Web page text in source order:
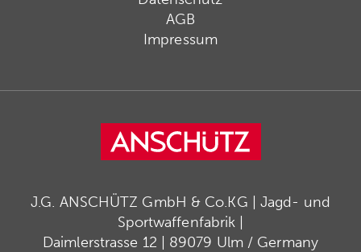
AGB
Impressum
J.G. ANSCHÜTZ GmbH & Co.KG | Jagd- und
Sportwaffenfabrik |
Daimlerstrasse 12 | 89079 Ulm / Germany